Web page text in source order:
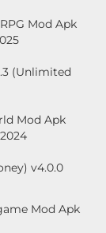
Mod Apk
(Unlimited
Mod Apk
v4.0.0
Mod Apk